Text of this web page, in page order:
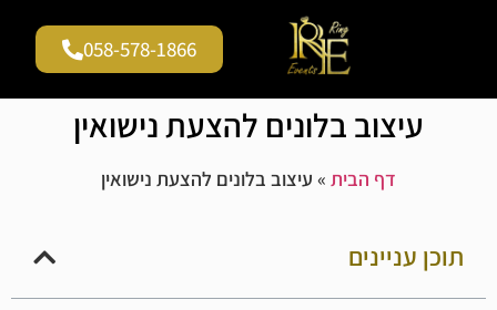
058-578-1866
עיצוב בלונים להצעת נישואין
דף הבית » עיצוב בלונים להצעת נישואין
תוכן עניינים